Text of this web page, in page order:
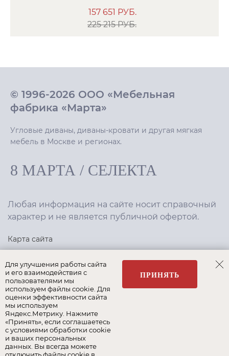
157 651 РУБ.
225 215 РУБ.
© 1996-2026 ООО «Мебельная
фабрика «Марта»
Угловые диваны, диваны-кровати и другая мягкая
мебель в Москве и регионах.
8 МАРТА / СЕЛЕКТА
Любая информация на сайте носит справочный
характер и не является публичной офертой.
Карта сайта
Политика конфиденциальности
Создание сайта,интернет-маркетинг
Наши бренды:
Для улучшения работы сайта
и его взаимодействия с
пользователями мы
используем файлы cookie. Для
оценки эффективности сайта
мы используем
Яндекс.Метрику. Нажмите
«Принять», если соглашаетесь
с условиями обработки cookie
и ваших персональных
данных. Вы всегда можете
ПРИНЯТЬ